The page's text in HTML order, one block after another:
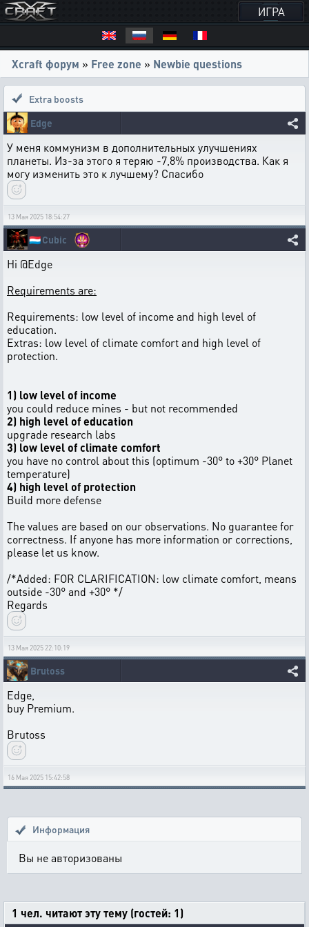
ИГРА
Xcraft форум » Free zone » Newbie questions
Extra boosts
Edge
У меня коммунизм в дополнительных улучшениях
планеты. Из-за этого я теряю -7,8% производства. Как я
могу изменить это к лучшему? Спасибо
13 Мая 2025 18:54:27
🇱🇺Cubic
Hi @Edge
Requirements are:
Requirements: low level of income and high level of
education.
Extras: low level of climate comfort and high level of
protection.
1) low level of income
you could reduce mines - but not recommended
2) high level of education
upgrade research labs
3) low level of climate comfort
you have no control about this (optimum -30° to +30° Planet
temperature)
4) high level of protection
Build more defense
The values are based on our observations. No guarantee for
correctness. If anyone has more information or corrections,
please let us know.
/*Added: FOR CLARIFICATION: low climate comfort, means
outside -30° and +30° */
Regards
13 Мая 2025 22:10:19
Brutoss
Edge,
buy Premium.
Brutoss
16 Мая 2025 15:42:58
Информация
Вы не авторизованы
1 чел. читают эту тему (гостей: 1)